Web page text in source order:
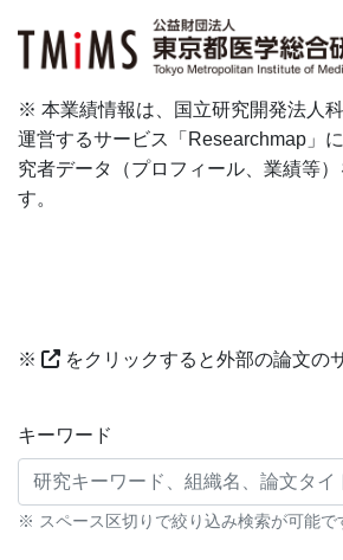
※ 本業績情報は、国立研究開発法人
運営するサービス「Researchmap」
究者データ（プロフィール、業績等
す。
※ をクリックすると外部の論文の
研究業績に対する検索条
キーワード
※ スペース区切りで絞り込み検索が可能で